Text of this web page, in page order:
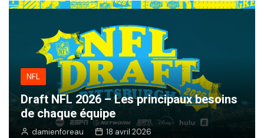
NFL
Draft NFL 2026 – Les principaux besoins
de chaque équipe
damienforeau 18 avril 2026